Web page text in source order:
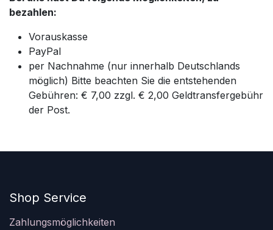
bezahlen:
Vorauskasse
PayPal
per Nachnahme (nur innerhalb Deutschlands
möglich) Bitte beachten Sie die entstehenden
Gebühren: € 7,00 zzgl. € 2,00 Geldtransfergebühr
der Post.
Shop Service
Zahlungsmöglichkeiten